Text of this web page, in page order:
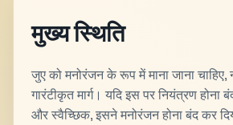
मुख्य स्थिति
जुए को मनोरंजन के रूप में माना जाना
गारंटीकृत मार्ग। यदि इस पर नियंत्रण होना
और स्वैच्छिक, इसने मनोरंजन होना बंद कर